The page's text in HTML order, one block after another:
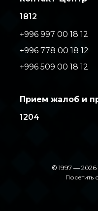
1812
+996 997 00 18 12
+996 778 00 18 12
+996 509 00 18 12
Прием жалоб и
1204
© 1997 —
Посетить